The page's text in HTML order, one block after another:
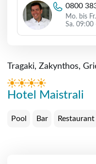
Tragaki, Zakynthos,
Hotel Maistrali
Pool Bar Restaurant
0800
Mo. bis
Sa.